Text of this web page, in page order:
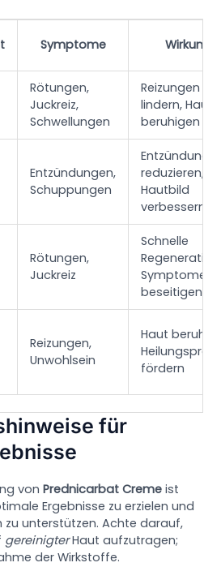
Symptome Wirkung
Rötungen,
Juckreiz,
Schwellungen
Reizungen
lindern, Haut
beruhigen
Entzündungen,
Schuppungen
Entzündung
reduzieren,
Hautbild
verbessern
Rötungen,
Juckreiz
Schnelle
Symptome
beseitigen
Reizungen,
Unwohlsein
Haut
fördern
für
vonPrednicarbat Creme ist
Ergebnisse zu erzielen und
unterstützen. Achte darauf,
gereinigterHaut aufzutragen;
der Wirkstoffe.